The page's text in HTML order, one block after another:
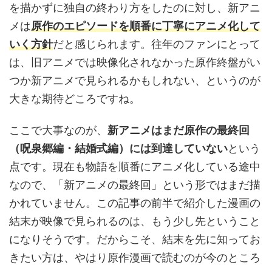
を描かずに独自の終わり方をしたのに対し、新アニ
メは原作のエピソードを順番に丁寧にアニメ化して
いく方針だと感じられます。往年のファンにとって
は、旧アニメでは映像化されなかった原作終盤がい
つか新アニメで見られるかもしれない、というのが
大きな期待どころですね。
ここで大事なのが、 新アニメはまだ原作の最終回
（呪泉郷編・結婚式編）には到達していないという
点です。現在も物語を順番にアニメ化している途中
なので、「新アニメの最終回」という形ではまだ描
かれていません。この記事の前半で紹介した漫画の
結末が映像で見られるのは、もう少し先ということ
になりそうです。だからこそ、結末を先に知ってお
きたい方は、やはり原作漫画で読むのが今のところ